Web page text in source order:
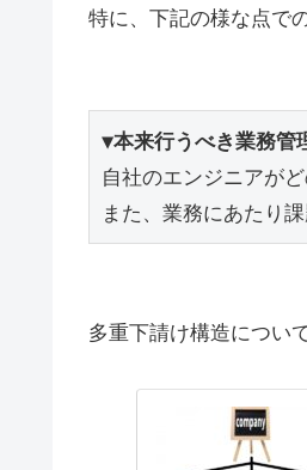
特に、下記の様な点で
▼本来行うべき業務管
自社のエンジニアが
多重下請け構造につい